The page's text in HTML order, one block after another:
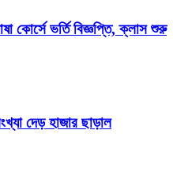
কোর্সে ভর্তি বিজ্ঞপ্তি, ক্লাস শুরু
দেড় হাজার ছাড়াল